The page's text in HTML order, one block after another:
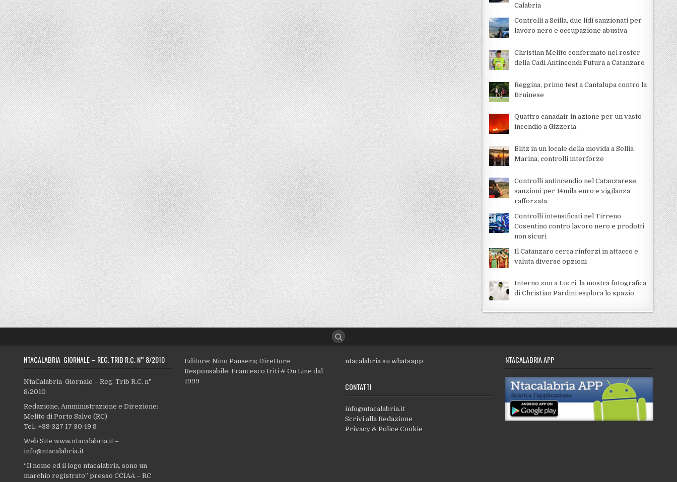
Calabria
Controlli a Scilla, due lidi sanzionati per
lavoro nero e occupazione abusiva
Christian Melito confermato nel roster
della Cadì Antincendi Futura a Catanzaro
Reggina, primo test a Cantalupa contro la
Bruinese
Quattro canadair in azione per un vasto
incendio a Gizzeria
Blitz in un locale della movida a Sellia
Marina, controlli interforze
Controlli antincendio nel Catanzarese,
sanzioni per 14mila euro e vigilanza
rafforzata
Controlli intensificati nel Tirreno
Cosentino contro lavoro nero e prodotti
non sicuri
Il Catanzaro cerca rinforzi in attacco e
valuta diverse opzioni
Interno zoo a Locri, la mostra fotografica
di Christian Pardini esplora lo spazio
NTACALABRIA GIORNALE – REG. TRIB R.C. N° 8/2010
NtaCalabria Giornale – Reg. Trib R.C. n°
8/2010
Redazione, Amministrazione e Direzione:
Melito di Porto Salvo (RC)
Tel.: +39 327 17 30 49 8
Web Site www.ntacalabria.it –
info@ntacalabria.it
“Il nome ed il logo ntacalabria, sono un
marchio registrato” presso CCIAA – RC
Editore: Nino Pansera; Direttore
Responsabile: Francesco Iriti # On Line dal
1999
ntacalabria su whatsapp
CONTATTI
info@ntacalabria.it
Scrivi alla Redazione
Privacy & Police Cookie
NTACALABRIA APP